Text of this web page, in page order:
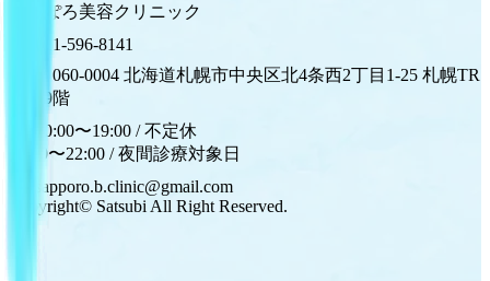
さっぽろ美容クリニック
011-596-8141
〒060-0004 北海道札幌市中央区北4条西2丁目1-25 札幌TR
ビル9階
10:00〜19:00 / 不定休
10:00〜22:00 / 夜間診療対象日
sapporo.b.clinic@gmail.com
Copyright© Satsubi All Right Reserved.